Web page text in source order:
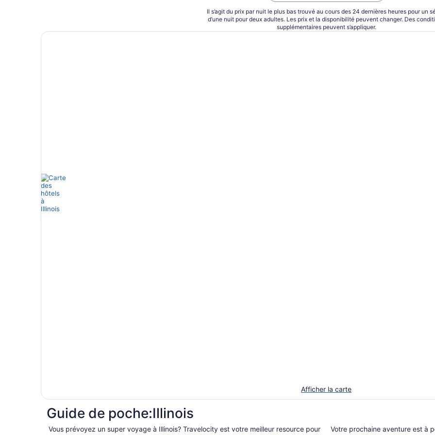
Il s’agit du prix par nuit le plus bas trouvé au cours des 24 dernières heures pour un
d’une nuit pour deux adultes. Les prix et la disponibilité peuvent changer. Des
supplémentaires peuvent s’appliquer.
Afficher la carte
Guide de poche:Illinois
Vous prévoyez un super voyage à Illinois? Travelocity est votre meilleur resource pour
Votre prochaine aventure est à